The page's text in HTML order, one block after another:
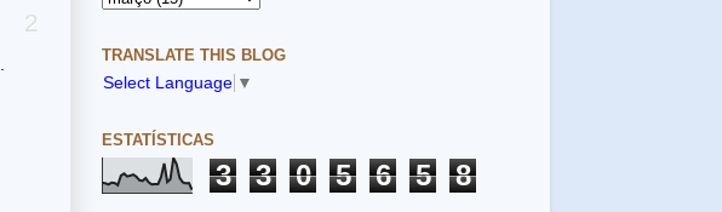
TRANSLATE THIS BLOG
Select Language ▼
ESTATÍSTICAS
3 3 0 5 6 5 8